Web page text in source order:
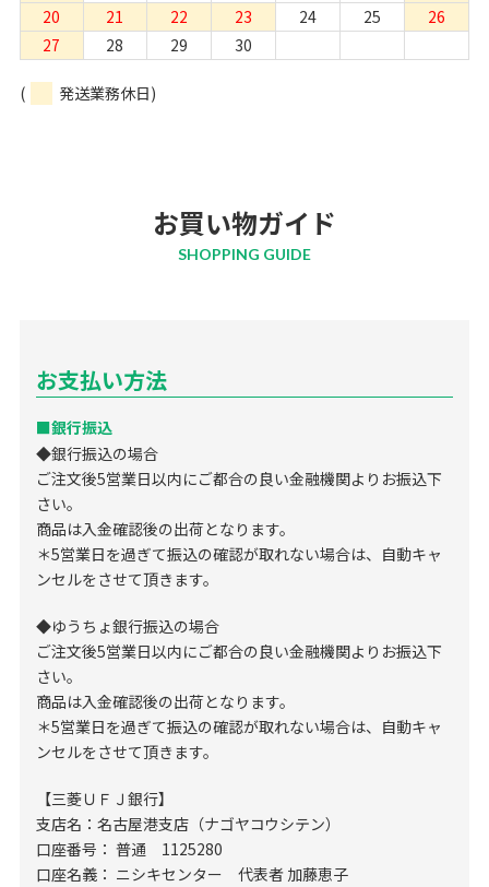
20 21 22 23 24 25
26
27
28 29 30
( 発送業務休日)
お買い物ガイド
SHOPPING GUIDE
お支払い方法
■銀行振込
◆銀行振込の場合
ご注文後5営業日以内にご都合の良い金融機関よりお振込下
さい。
商品は入金確認後の出荷となります。
＊5営業日を過ぎて振込の確認が取れない場合は、自動キャ
ンセルをさせて頂きます。
◆ゆうちょ銀行振込の場合
ご注文後5営業日以内にご都合の良い金融機関よりお振込下
さい。
商品は入金確認後の出荷となります。
＊5営業日を過ぎて振込の確認が取れない場合は、自動キャ
ンセルをさせて頂きます。
【三菱ＵＦＪ銀行】
支店名：名古屋港支店（ナゴヤコウシテン）
口座番号： 普通 1125280
口座名義： ニシキセンター 代表者 加藤恵子